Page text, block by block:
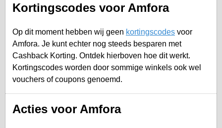
Kortingscodes voor Amfora
Op dit moment hebben wij geen kortingscodes voor
Amfora. Je kunt echter nog steeds besparen met
Cashback Korting. Ontdek hierboven hoe dit werkt.
Kortingscodes worden door sommige winkels ook wel
vouchers of coupons genoemd.
Acties voor Amfora